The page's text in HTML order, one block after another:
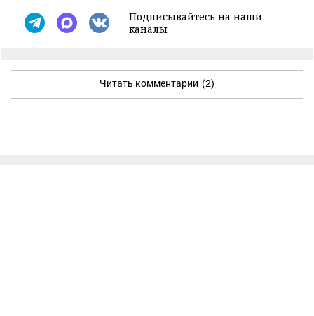
Подписывайтесь на наши
каналы
Читать комментарии (2)